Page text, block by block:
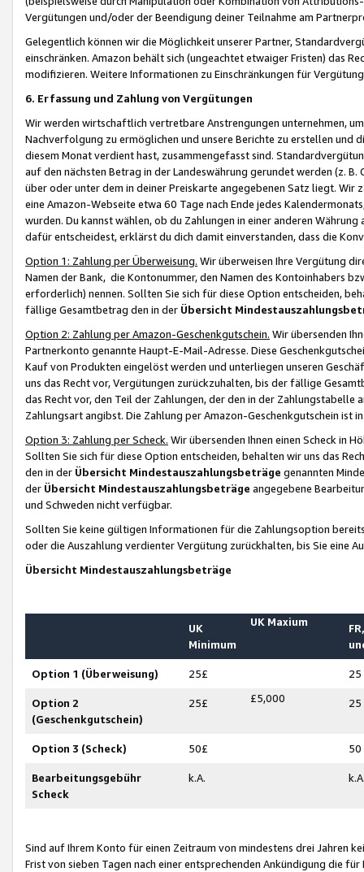
Vergütungen und/oder der Beendigung deiner Teilnahme am
Gelegentlich können wir die Möglichkeit unserer Partner,
einschränken. Amazon behält sich (ungeachtet etwaiger Fristen) das
modifizieren. Weitere Informationen zu Einschränkungen für
6. Erfassung und Zahlung von Vergütungen
Wir werden wirtschaftlich vertretbare Anstrengungen unternehmen,
Nachverfolgung zu ermöglichen und unsere Berichte zu erstellen und
diesem Monat verdient hast, zusammengefasst sind.
auf den nächsten Betrag in der Landeswährung gerundet werden (z.
über oder unter dem in deiner Preiskarte angegebenen Satz liegt.
eine Amazon-Webseite etwa 60 Tage nach Ende jedes
wurden. Du kannst wählen, ob du Zahlungen in einer anderen
dafür entscheidest, erklärst du dich damit einverstanden, dass die
Option 1: Zahlung per Überweisung. Wir überweisen Ihre Vergütung
Namen der Bank, die Kontonummer, den Namen des Kontoinhabers
erforderlich) nennen. Sollten Sie sich für diese Option entscheiden,
fällige Gesamtbetrag den in der Übersicht
Option 2: Zahlung per Amazon-Geschenkgutschein. Wir übersenden
Partnerkonto genannte Haupt-E-Mail-Adresse. Diese
Kauf von Produkten eingelöst werden und unterliegen unseren
uns das Recht vor, Vergütungen zurückzuhalten, bis der fällige
das Recht vor, den Teil der Zahlungen, der den in der
Zahlungsart angibst. Die Zahlung per Amazon-Geschenkgutschein ist
Option 3: Zahlung per Scheck. Wir übersenden Ihnen einen Scheck in
Sollten Sie sich für diese Option entscheiden, behalten wir uns das
den in der Übersicht Mindestauszahlungsbeträge genannten
der Übersicht Mindestauszahlungsbeträge angegebene
und Schweden nicht verfügbar.
Sollten Sie keine gültigen Informationen für die Zahlungsoption
oder die Auszahlung verdienter Vergütung zurückhalten, bis Sie
Übersicht Mindestauszahlungsbeträge
UK
Minimum
UK Maxium
Option 1 (Überweisung) 25£ 25
Option 2
(Geschenkgutschein)
25£ £5,000 25
Option 3 (Scheck) 50£ 50
Bearbeitungsgebühr
Scheck
k.A.
Sind auf Ihrem Konto für einen Zeitraum von mindestens drei Jahren
Frist von sieben Tagen nach einer entsprechenden Ankündigung die